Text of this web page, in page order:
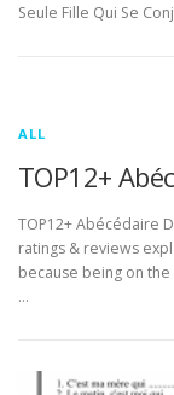
Seule Fille Qui Se
ALL
TOP12+
TOP12+ Abécédaire
ratings & reviews
because being on
…